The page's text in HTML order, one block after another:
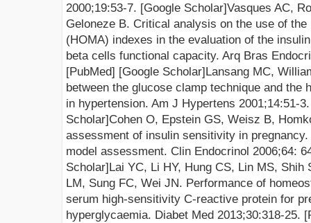
2000;19:53-7. [Google Scholar]Vasques AC,
Geloneze B. Critical analysis on the use of
(HOMA) indexes in the evaluation of the
beta cells functional capacity. Arq Bras
[PubMed] [Google Scholar]Lansang MC,
between the glucose clamp technique and the
in hypertension. Am J Hypertens 2001;14:51-
Scholar]Cohen O, Epstein GS, Weisz B,
assessment of insulin sensitivity in
model assessment. Clin Endocrinol 2006;64:
Scholar]Lai YC, Li HY, Hung CS, Lin MS, Shih
LM, Sung FC, Wei JN. Performance of
serum high-sensitivity C-reactive protein for
hyperglycaemia. Diabet Med 2013;30:318-25. [